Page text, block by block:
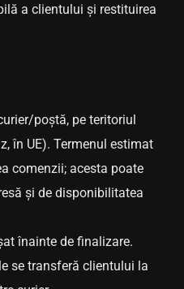
a clientului și restituirea
poștă, pe teritoriul
în UE). Termenul estimat
comenzii; acesta poate
și de disponibilitatea
înainte de finalizare.
se transferă clientului la